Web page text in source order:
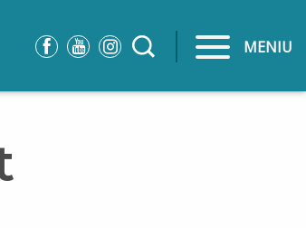
MENIU